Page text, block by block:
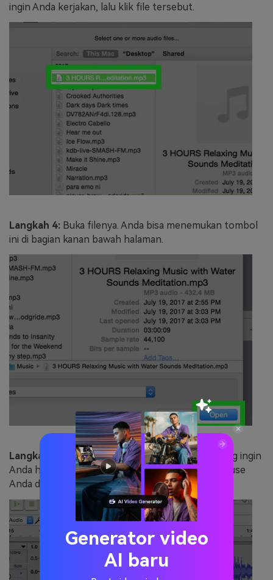
ingin Anda kerjakan, lalu klik file tersebut.
Langkah 4: Buka filenya. Anda bisa menemukan tombol
ini di bagian kanan bawah halaman.
Langkah 5:
Pilihlah bagian dengan musik latar yang ingin
Anda hapus, sorot bagian itu dengan menarik mouse
Anda di atasnya.
Generator video
AI baru